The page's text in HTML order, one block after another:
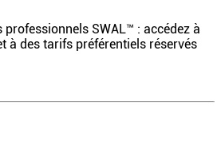
professionnels SWAL™ : accédez à
à des tarifs préférentiels réservés